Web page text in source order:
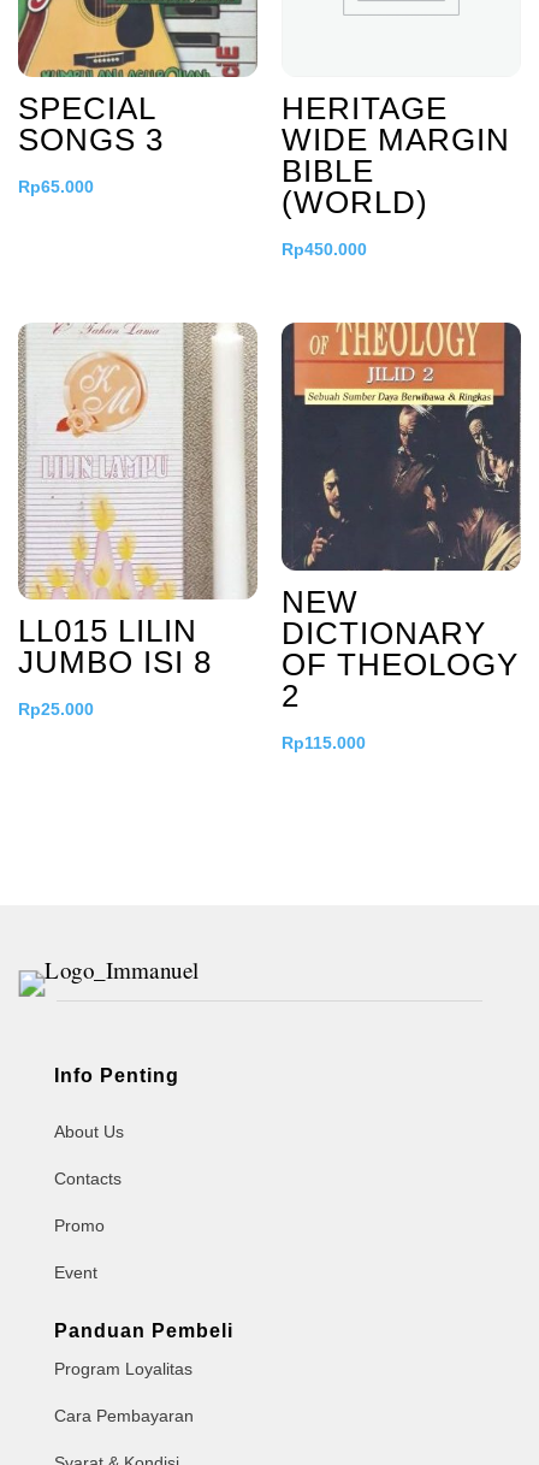
SPECIAL
SONGS 3
Rp65.000
HERITAGE
WIDE MARGIN
BIBLE
(WORLD)
Rp450.000
LL015 LILIN
JUMBO ISI 8
Rp25.000
NEW
DICTIONARY
OF THEOLOGY
2
Rp115.000
Info Penting
About Us
Contacts
Promo
Event
Panduan Pembeli
Program Loyalitas
Cara Pembayaran